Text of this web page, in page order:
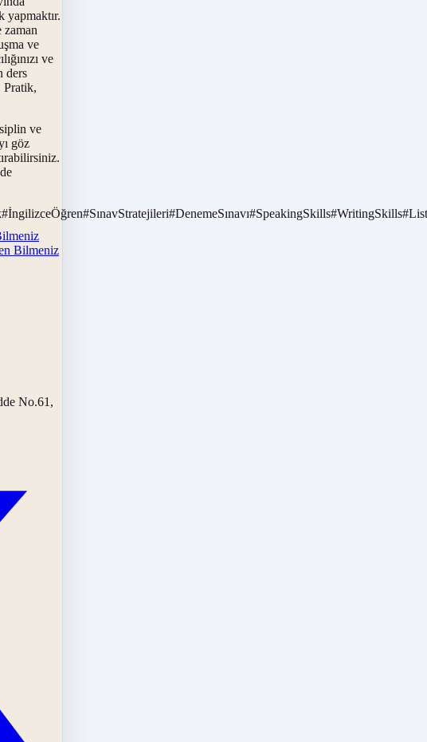
yapmaktır.
zaman
ve
ve
ders
Pratik,
ve
göz
#İngilizceÖğren#SınavStratejileri#DenemeSınavı#SpeakingSkills#WritingSkills#
Bilmeniz
No.61,